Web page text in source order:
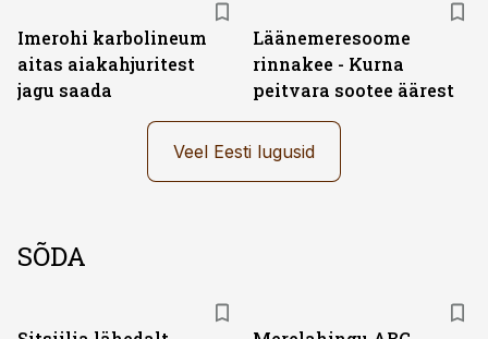
Imerohi karbolineum
aitas aiakahjuritest
jagu saada
Läänemeresoome
rinnakee - Kurna
peitvara sootee äärest
Veel Eesti lugusid
SÕDA